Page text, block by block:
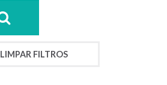
LIMPAR FILTROS